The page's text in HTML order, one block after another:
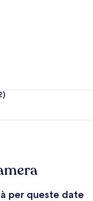
per queste date